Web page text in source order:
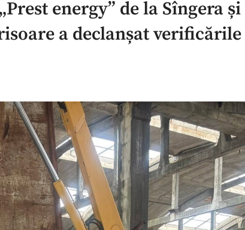
energy” de la Sîngera
a declanșat verificările